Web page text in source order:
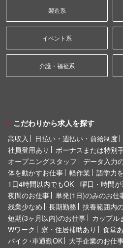
製造系
イベント系
介護・福祉系
こだわりから求人を探す
高収入 日払い・週払い・前給制度
社員登用あり
ボーナスまたは特別
オープニングスタッフ
データ入力
体を動かすお仕事
軽作業 語学力
1日4時間以内でもOK
曜日・時間が
夜間のお仕事
単発(1日)のみのお仕
残業少なめ
長期勤務
扶養範囲内
短期(3ヶ月以内)のお仕事
カップル
Wワーク
寮・住居補助あり 食堂
バイク･車通勤OK
大手企業のお仕